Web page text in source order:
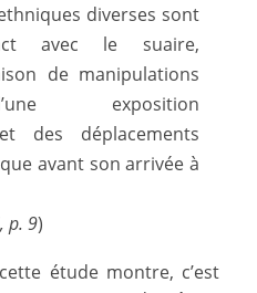
diverses sont
avec le suaire,
de manipulations
exposition
des déplacements
avant son arrivée à
p. 9)
étude montre, c’est